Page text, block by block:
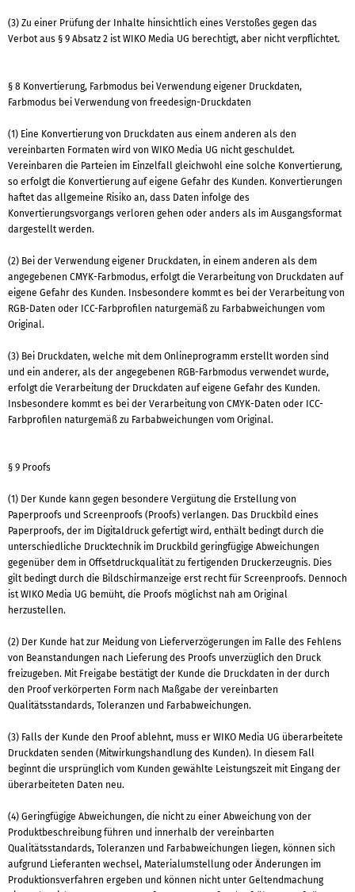
(3) Zu einer Prüfung der Inhalte hinsichtlich eines Verstoßes gegen das
Verbot aus § 9 Absatz 2 ist WIKO Media UG berechtigt, aber nicht verpflichtet.
§ 8 Konvertierung, Farbmodus bei Verwendung eigener Druckdaten,
Farbmodus bei Verwendung von freedesign-Druckdaten
(1) Eine Konvertierung von Druckdaten aus einem anderen als den
vereinbarten Formaten wird von WIKO Media UG nicht geschuldet.
Vereinbaren die Parteien im Einzelfall gleichwohl eine solche Konvertierung,
so erfolgt die Konvertierung auf eigene Gefahr des Kunden. Konvertierungen
haftet das allgemeine Risiko an, dass Daten infolge des
Konvertierungsvorgangs verloren gehen oder anders als im Ausgangsformat
dargestellt werden.
(2) Bei der Verwendung eigener Druckdaten, in einem anderen als dem
angegebenen CMYK-Farbmodus, erfolgt die Verarbeitung von Druckdaten auf
eigene Gefahr des Kunden. Insbesondere kommt es bei der Verarbeitung von
RGB-Daten oder ICC-Farbprofilen naturgemäß zu Farbabweichungen vom
Original.
(3) Bei Druckdaten, welche mit dem Onlineprogramm erstellt worden sind
und ein anderer, als der angegebenen RGB-Farbmodus verwendet wurde,
erfolgt die Verarbeitung der Druckdaten auf eigene Gefahr des Kunden.
Insbesondere kommt es bei der Verarbeitung von CMYK-Daten oder ICC-
Farbprofilen naturgemäß zu Farbabweichungen vom Original.
§ 9 Proofs
(1) Der Kunde kann gegen besondere Vergütung die Erstellung von
Paperproofs und Screenproofs (Proofs) verlangen. Das Druckbild eines
Paperproofs, der im Digitaldruck gefertigt wird, enthält bedingt durch die
unterschiedliche Drucktechnik im Druckbild geringfügige Abweichungen
gegenüber dem in Offsetdruckqualität zu fertigenden Druckerzeugnis. Dies
gilt bedingt durch die Bildschirmanzeige erst recht für Screenproofs. Dennoch
ist WIKO Media UG bemüht, die Proofs möglichst nah am Original
herzustellen.
(2) Der Kunde hat zur Meidung von Lieferverzögerungen im Falle des Fehlens
von Beanstandungen nach Lieferung des Proofs unverzüglich den Druck
freizugeben. Mit Freigabe bestätigt der Kunde die Druckdaten in der durch
den Proof verkörperten Form nach Maßgabe der vereinbarten
Qualitätsstandards, Toleranzen und Farbabweichungen.
(3) Falls der Kunde den Proof ablehnt, muss er WIKO Media UG überarbeitete
Druckdaten senden (Mitwirkungshandlung des Kunden). In diesem Fall
beginnt die ursprünglich vom Kunden gewählte Leistungszeit mit Eingang der
überarbeiteten Daten neu.
(4) Geringfügige Abweichungen, die nicht zu einer Abweichung von der
Produktbeschreibung führen und innerhalb der vereinbarten
Qualitätsstandards, Toleranzen und Farbabweichungen liegen, können sich
aufgrund Lieferanten wechsel, Materialumstellung oder Änderungen im
Produktionsverfahren ergeben und können nicht unter Geltendmachung